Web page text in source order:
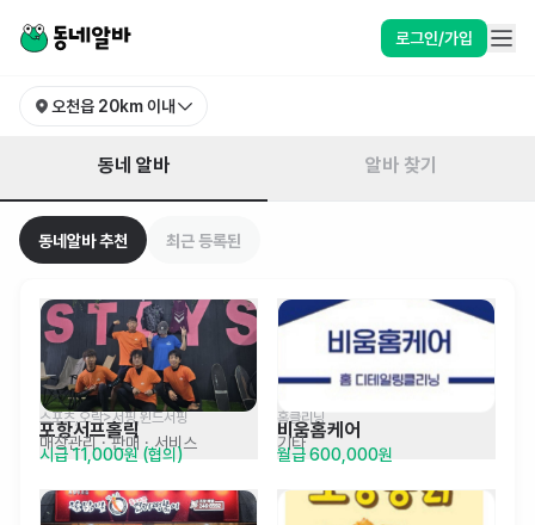
로그인/가입
오천읍 20km 이내
동네 알바 알바 찾기
동네알바 추천 최근 등록된
스포츠,오락>서핑,윈드서핑
포항서프홀릭
매장관리 · 판매 · 서비스
시급 11,000원 (협의)
홈클리닝
비움홈케어
기타
월급 600,000원